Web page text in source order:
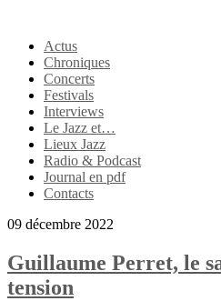
Actus
Chroniques
Concerts
Festivals
Interviews
Le Jazz et…
Lieux Jazz
Radio & Podcast
Journal en pdf
Contacts
09 décembre 2022
Guillaume Perret, le
tension